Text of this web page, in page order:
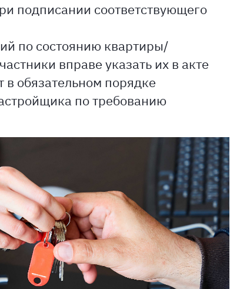
подписании соответствующего
по состоянию квартиры/
вправе указать их в акте
обязательном порядке
по требованию